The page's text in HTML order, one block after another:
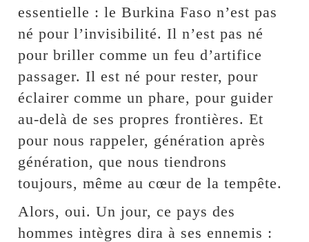
essentielle : le Burkina Faso n’est pas
né pour l’invisibilité. Il n’est pas né
pour briller comme un feu d’artifice
passager. Il est né pour rester, pour
éclairer comme un phare, pour guider
au-delà de ses propres frontières. Et
pour nous rappeler, génération après
génération, que nous tiendrons
toujours, même au cœur de la tempête.
Alors, oui. Un jour, ce pays des
hommes intègres dira à ses ennemis :